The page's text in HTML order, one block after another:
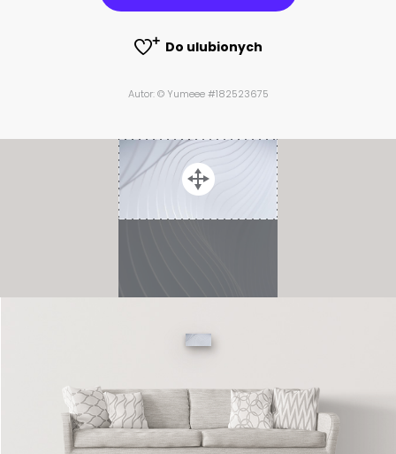
Do ulubionych
Autor: © Yumeee #182523675